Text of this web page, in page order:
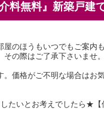
料無料』新築戸建
のほうもいつでもご案内
の際はご了承下さいませ。
価格がご不明な場合はお
たいとお考えでしたら★